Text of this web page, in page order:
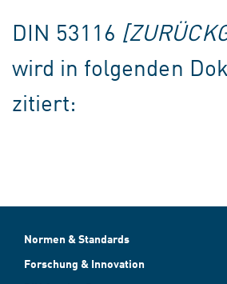
DIN 53116
wird in folgenden
zitiert:
Normen & Standards
Forschung & Innovation